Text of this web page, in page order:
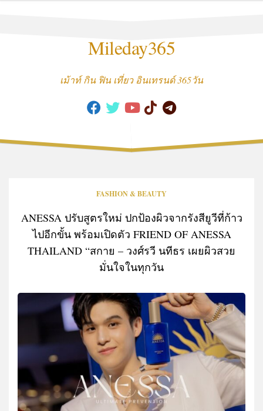
Mileday365
เม้าท์ กิน ฟิน เที่ยว อินเทรนด์ 365วัน
FASHION & BEAUTY
ANESSA ปรับสูตรใหม่ ปกป้องผิวจากรังสียูวีที่ก้าว
ไปอีกขั้น พร้อมเปิดตัว FRIEND OF ANESSA
THAILAND “สกาย – วงศ์รวี นทีธร เผยผิวสวย
มั่นใจในทุกวัน